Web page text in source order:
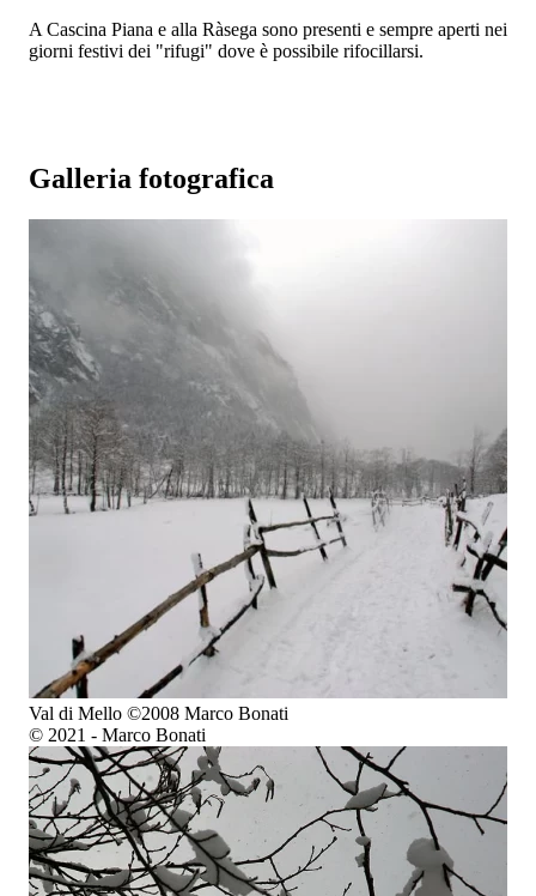
A Cascina Piana e alla Ràsega sono presenti e sempre aperti nei
giorni festivi dei "rifugi" dove è possibile rifocillarsi.
Galleria fotografica
Val di Mello ©2008 Marco Bonati
© 2021 - Marco Bonati